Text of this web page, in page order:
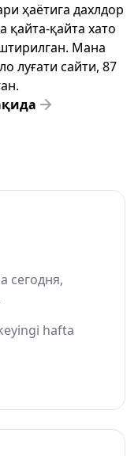
ҳаётига дахлдор
қайта-қайта хато
Мана
луғати сайти, 87
сегодня,
hafta